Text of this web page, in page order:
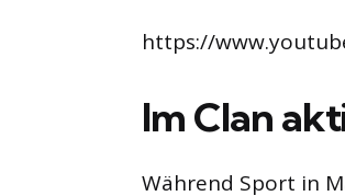
https://
Im Clan
Während Sport in